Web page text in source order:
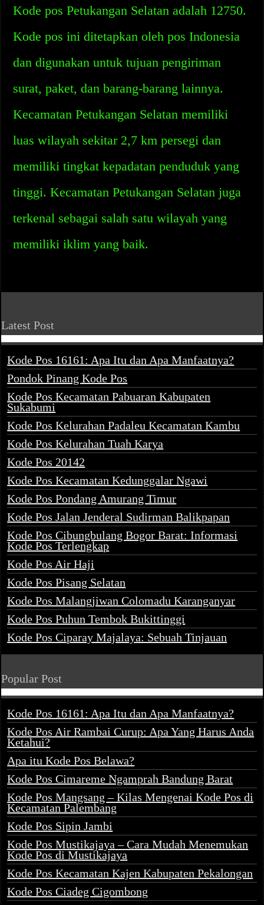
Kode pos Petukangan Selatan adalah 12750.
Kode pos ini ditetapkan oleh pos Indonesia
dan digunakan untuk tujuan pengiriman
surat, paket, dan barang-barang lainnya.
Kecamatan Petukangan Selatan memiliki
luas wilayah sekitar 2,7 km persegi dan
memiliki tingkat kepadatan penduduk yang
tinggi. Kecamatan Petukangan Selatan juga
terkenal sebagai salah satu wilayah yang
memiliki iklim yang baik.
Latest Post
Kode Pos 16161: Apa Itu dan Apa Manfaatnya?
Pondok Pinang Kode Pos
Kode Pos Kecamatan Pabuaran Kabupaten
Sukabumi
Kode Pos Kelurahan Padaleu Kecamatan Kambu
Kode Pos Kelurahan Tuah Karya
Kode Pos 20142
Kode Pos Kecamatan Kedunggalar Ngawi
Kode Pos Pondang Amurang Timur
Kode Pos Jalan Jenderal Sudirman Balikpapan
Kode Pos Cibungbulang Bogor Barat: Informasi
Kode Pos Terlengkap
Kode Pos Air Haji
Kode Pos Pisang Selatan
Kode Pos Malangjiwan Colomadu Karanganyar
Kode Pos Puhun Tembok Bukittinggi
Kode Pos Ciparay Majalaya: Sebuah Tinjauan
Popular Post
Kode Pos 16161: Apa Itu dan Apa Manfaatnya?
Kode Pos Air Rambai Curup: Apa Yang Harus Anda
Ketahui?
Apa itu Kode Pos Belawa?
Kode Pos Cimareme Ngamprah Bandung Barat
Kode Pos Mangsang – Kilas Mengenai Kode Pos di
Kecamatan Palembang
Kode Pos Sipin Jambi
Kode Pos Mustikajaya – Cara Mudah Menemukan
Kode Pos di Mustikajaya
Kode Pos Kecamatan Kajen Kabupaten Pekalongan
Kode Pos Ciadeg Cigombong